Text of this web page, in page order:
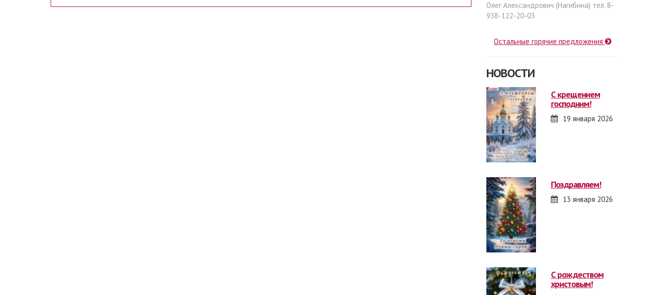
Олег Александрович (Нагибина) тел. 8-
938-122-20-03
Остальные горячие предложения
НОВОСТИ
с крещением
господним!
19 января 2026
поздравляем!
13 января 2026
с рождеством
христовым!